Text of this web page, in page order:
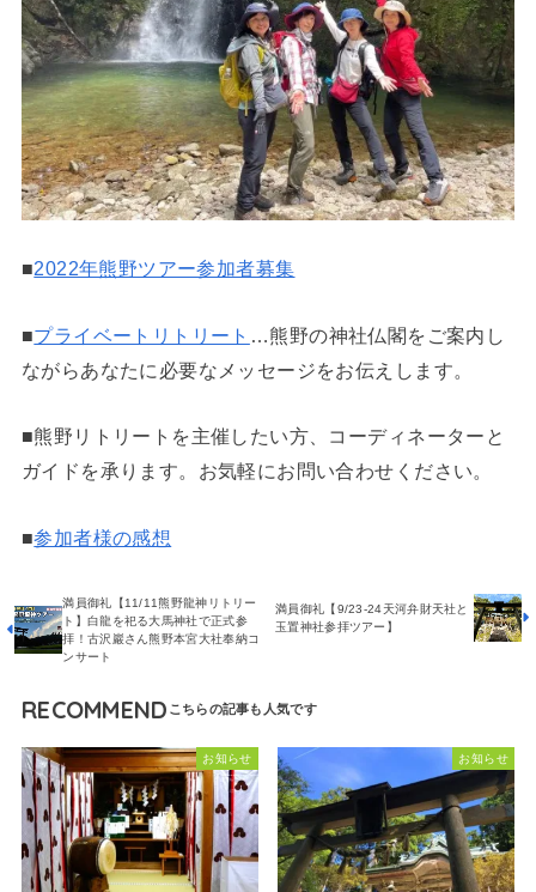
■2022年熊野ツアー参加者募集
■プライベートリトリート …熊野の神社仏閣をご案内し
ながらあなたに必要なメッセージをお伝えします。
■熊野リトリートを主催したい方、コーディネーターと
ガイドを承ります。お気軽にお問い合わせください。
■参加者様の感想
満員御礼【11/11熊野龍神リトリー
ト】白龍を祀る大馬神社で正式参
拝！古沢巖さん熊野本宮大社奉納コ
ンサート
満員御礼【9/23-24天河弁財天社と
玉置神社参拝ツアー】
RECOMMEND
お知らせ お知らせ